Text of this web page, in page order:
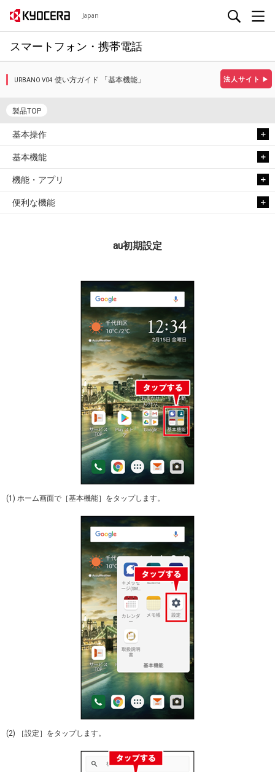
Japan
スマートフォン・携帯電話
法人サイト ▶
URBANO V04 使い方ガイド 「基本機能」
製品TOP
基本操作
基本機能
機能・アプリ
便利な機能
au初期設定
(1) ホーム画面で［基本機能］をタップします。
(2) ［設定］をタップします。